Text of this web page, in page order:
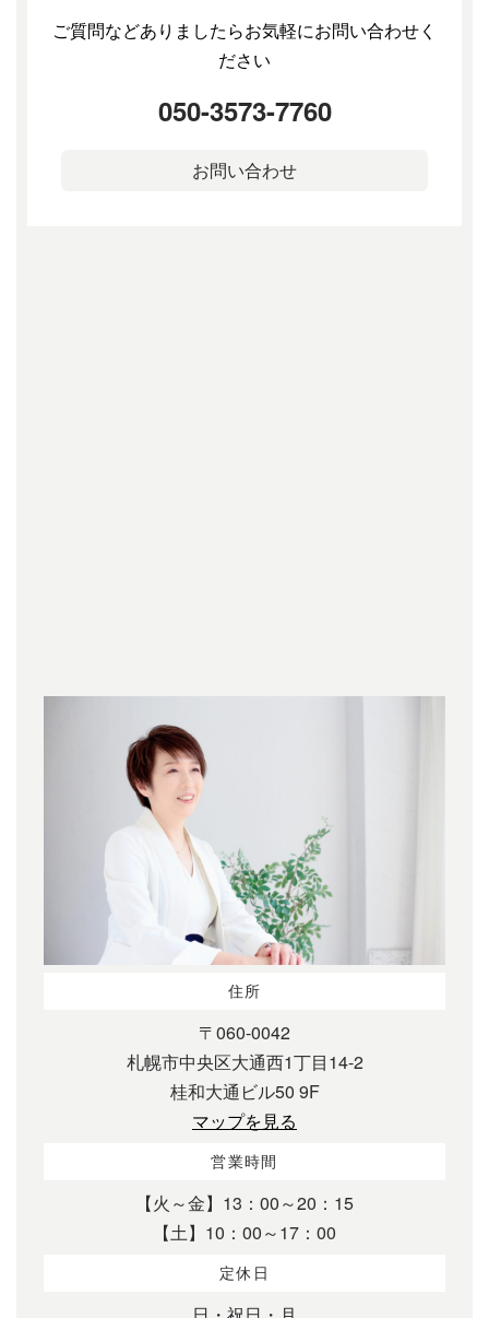
ご質問などありましたらお気軽にお問い合わせく
ださい
050-3573-7760
お問い合わせ
住所
〒060-0042
札幌市中央区大通西1丁目14-2
桂和大通ビル50 9F
マップを見る
営業時間
【火～金】13：00～20：15
【土】10：00～17：00
定休日